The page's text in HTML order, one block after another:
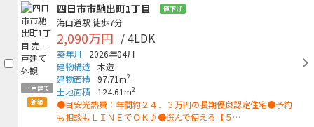
一戸建て
新築
四日市市馳出町1丁目 値下げ
海山道駅 徒歩7分
2,090万円 / 4LDK
築年月
2026年04月
建物構造 木造
建物面積
97.71m2
土地面積 124.61m2
●目安光熱費：年間約２４．３万円の長期優良認定住宅●予約
も相談もＬＩＮＥでＯＫ♪●選んで使える【５…